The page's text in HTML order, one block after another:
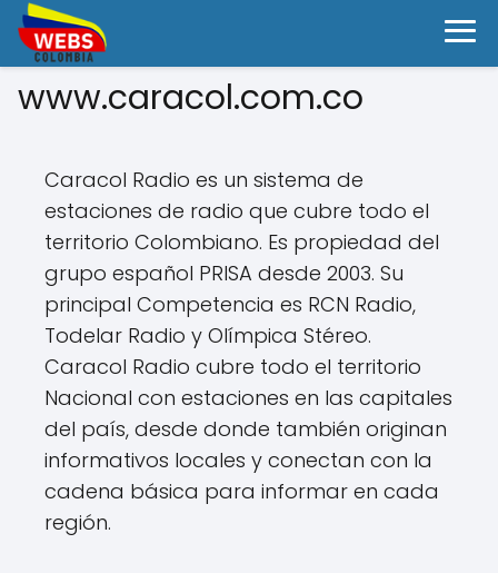
www.caracol.com.co
Caracol Radio es un sistema de
estaciones de radio que cubre todo el
territorio Colombiano. Es propiedad del
grupo español PRISA desde 2003. Su
principal Competencia es RCN Radio,
Todelar Radio y Olímpica Stéreo.
Caracol Radio cubre todo el territorio
Nacional con estaciones en las capitales
del país, desde donde también originan
informativos locales y conectan con la
cadena básica para informar en cada
región.